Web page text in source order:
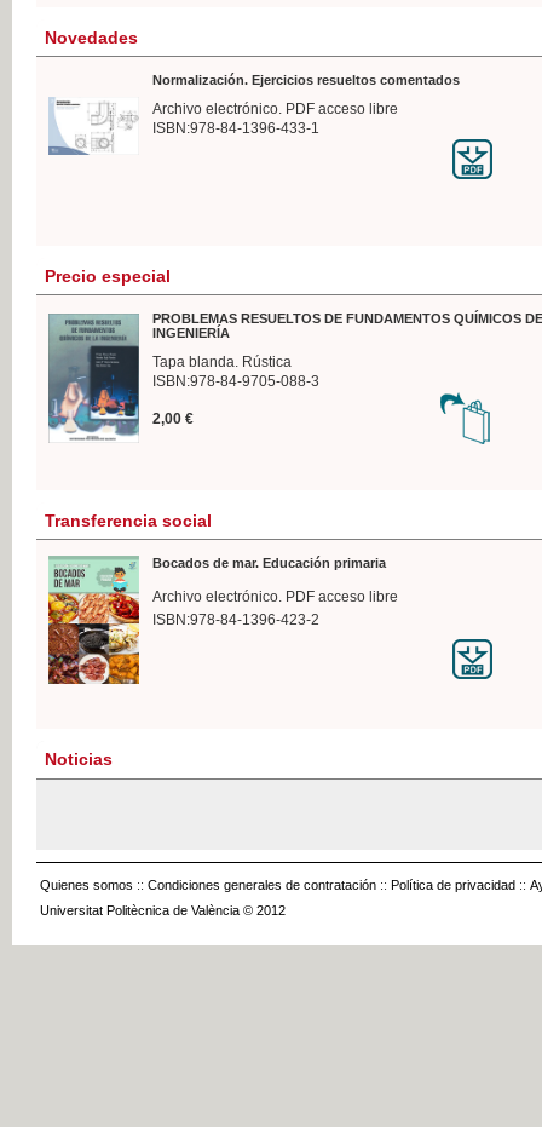
Novedades
Normalización. Ejercicios resueltos comentados
Archivo electrónico. PDF acceso libre
ISBN:978-84-1396-433-1
Precio especial
PROBLEMAS RESUELTOS DE FUNDAMENTOS QUÍMICOS
INGENIERÍA
Tapa blanda. Rústica
ISBN:978-84-9705-088-3
2,00 €
Transferencia social
Bocados de mar. Educación primaria
Archivo electrónico. PDF acceso libre
ISBN:978-84-1396-423-2
Noticias
Quienes somos :: Condiciones generales de contratación :: Política de privacidad ::
Universitat Politècnica de València © 2012